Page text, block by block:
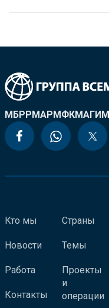
МБРРМАРМФКМАГИ
Кто мы
Новости
Работа
Контакты
Страны
Темы
Проекты
и
операции